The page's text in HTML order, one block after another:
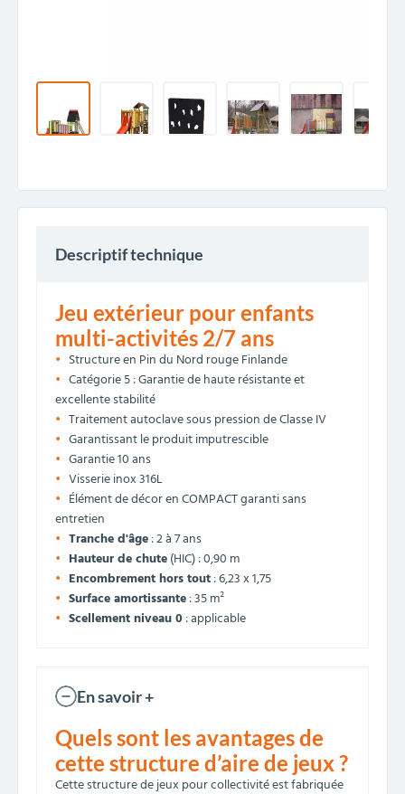
Descriptif technique
Jeu extérieur pour enfants
multi-activités 2/7 ans
Structure en Pin du Nord rouge Finlande
Catégorie 5 : Garantie de haute résistante et
excellente stabilité
Traitement autoclave sous pression de Classe IV
Garantissant le produit imputrescible
Garantie 10 ans
Visserie inox 316L
Élément de décor en COMPACT garanti sans
entretien
Tranche d'âge: 2 à 7 ans
Hauteur de chute(HIC) : 0,90 m
Encombrement hors tout: 6,23 x 1,75
Surface amortissante: 35 m²
Scellement niveau 0: applicable
En savoir +
Quels sont les avantages de
cette structure d’aire de jeux ?
Cette structure de jeux pour collectivité est fabriquée